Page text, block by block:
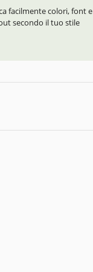
facilmente colori, font e
secondo il tuo stile